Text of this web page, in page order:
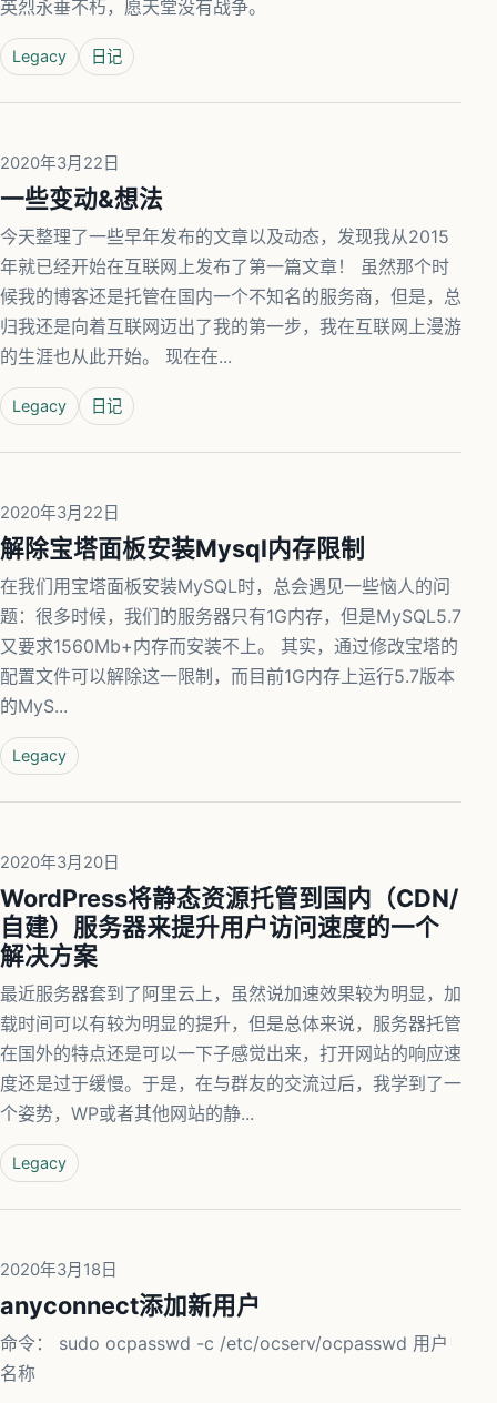
英烈永垂不朽，愿天堂没有战争。
Legacy 日记
2020年3月22日
一些变动&想法
今天整理了一些早年发布的文章以及动态，发现我从2015
年就已经开始在互联网上发布了第一篇文章！ 虽然那个时
候我的博客还是托管在国内一个不知名的服务商，但是，总
归我还是向着互联网迈出了我的第一步，我在互联网上漫游
的生涯也从此开始。 现在在...
Legacy 日记
2020年3月22日
解除宝塔面板安装Mysql内存限制
在我们用宝塔面板安装MySQL时，总会遇见一些恼人的问
题：很多时候，我们的服务器只有1G内存，但是MySQL5.7
又要求1560Mb+内存而安装不上。 其实，通过修改宝塔的
配置文件可以解除这一限制，而目前1G内存上运行5.7版本
的MyS...
Legacy
2020年3月20日
WordPress将静态资源托管到国内（CDN/
自建）服务器来提升用户访问速度的一个
解决方案
最近服务器套到了阿里云上，虽然说加速效果较为明显，加
载时间可以有较为明显的提升，但是总体来说，服务器托管
在国外的特点还是可以一下子感觉出来，打开网站的响应速
度还是过于缓慢。于是，在与群友的交流过后，我学到了一
个姿势，WP或者其他网站的静...
Legacy
2020年3月18日
anyconnect添加新用户
命令： sudo ocpasswd -c /etc/ocserv/ocpasswd 用户
名称